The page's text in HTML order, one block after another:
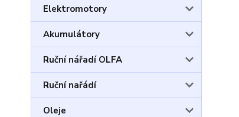
Elektromotory
Akumulátory
Ruční nářadí OLFA
Ruční nařádí
Oleje